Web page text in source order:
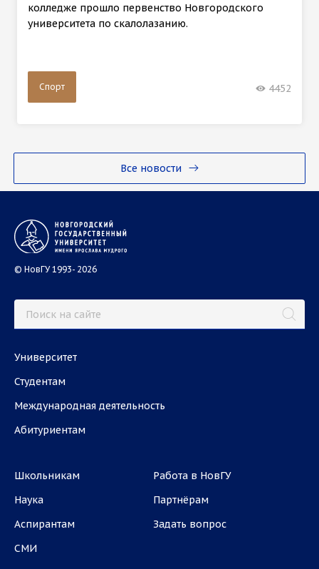
Все новости
колледже прошло первенство Новгородского
университета по скалолазанию.
Спорт 4452
© НовГУ 1993- 2026
Университет
Студентам
Международная деятельность
Абитуриентам
Школьникам
Наука
Аспирантам
СМИ
Работа в НовГУ
Партнёрам
Задать вопрос